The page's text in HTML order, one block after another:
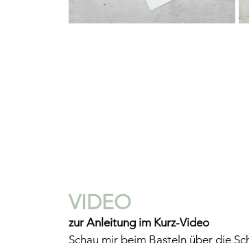
VIDEO
zur Anleitung im Kurz-Video
Schau mir beim Basteln über die